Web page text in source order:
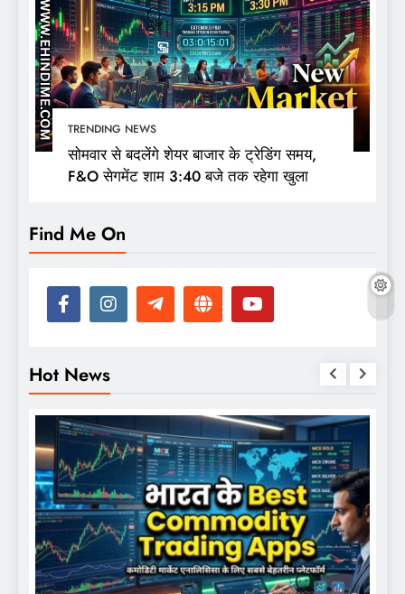
TRENDING NEWS
सोमवार से बदलेंगे शेयर बाजार के ट्रेडिंग समय,
F&O सेगमेंट शाम 3:40 बजे तक रहेगा खुला
Find Me On
Hot News